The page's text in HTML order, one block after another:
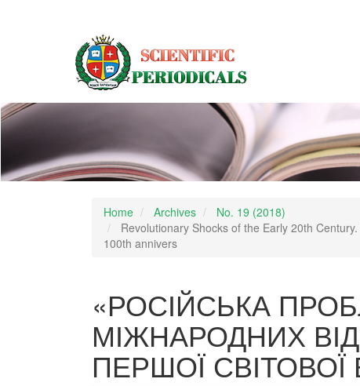
Home Archives
No. 19 (2018)
Revolutionary Shocks of the Early 20th
100th annivers
«РОСІЙСЬКА
МІЖНАРОДНИХ
ПЕРШОЇ СВІТОВОЇ